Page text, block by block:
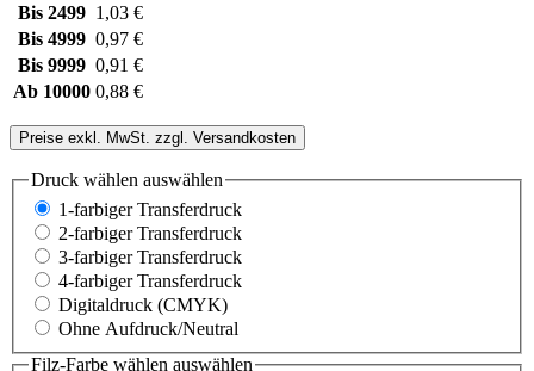
Bis 2499 1,03 €
Bis 4999 0,97 €
Bis 9999 0,91 €
Ab 10000 0,88 €
Preise exkl. MwSt. zzgl. Versandkosten
Druck wählen auswählen
1-farbiger Transferdruck
2-farbiger Transferdruck
3-farbiger Transferdruck
4-farbiger Transferdruck
Digitaldruck (CMYK)
Ohne Aufdruck/Neutral
Filz-Farbe wählen auswählen